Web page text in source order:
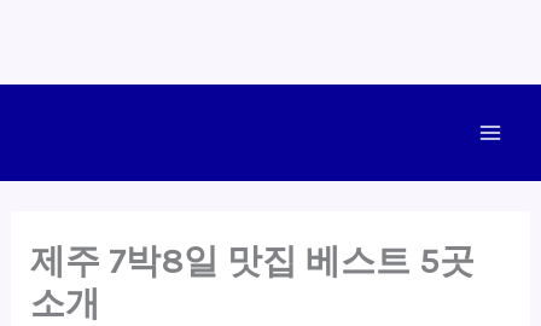
제주 7박8일 맛집 베스트 5곳
소개